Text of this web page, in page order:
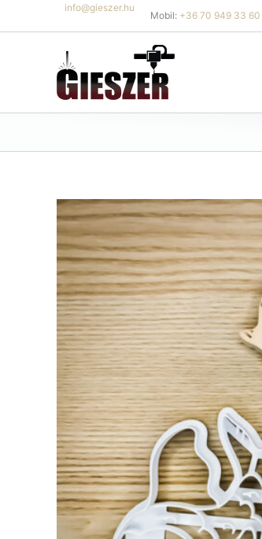
to
info@gieszer.hu
Mobil: +36 70 949 33 60